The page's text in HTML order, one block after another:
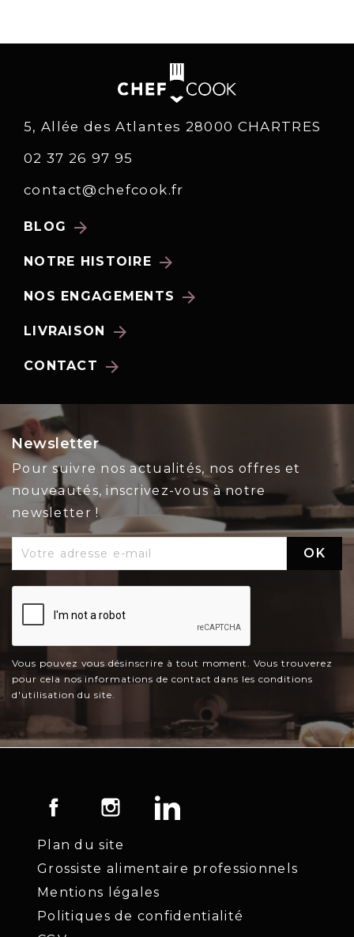
5, Allée des Atlantes 28000 CHARTRES
02 37 26 97 95
contact@chefcook.fr
BLOG arrow_forward
NOTRE HISTOIRE arrow_forward
NOS ENGAGEMENTS arrow_forward
LIVRAISON arrow_forward
CONTACT arrow_forward
Newsletter
Pour suivre nos actualités, nos offres et
nouveautés, inscrivez-vous à notre
newsletter !
Vous pouvez vous désinscrire à tout moment. Vous trouverez
pour cela nos informations de contact dans les conditions
d'utilisation du site.
Facebook Instagram
Plan du site
Grossiste alimentaire professionnels
Mentions légales
Politiques de confidentialité